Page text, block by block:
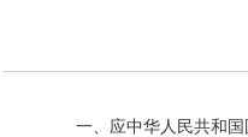
一、应中华人民共和国